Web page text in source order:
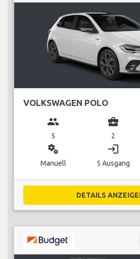
VOLKSWAGEN POLO
group
5
business_center
2
miscellaneous_services
Manuell
login
5 Ausgang
DETAILS